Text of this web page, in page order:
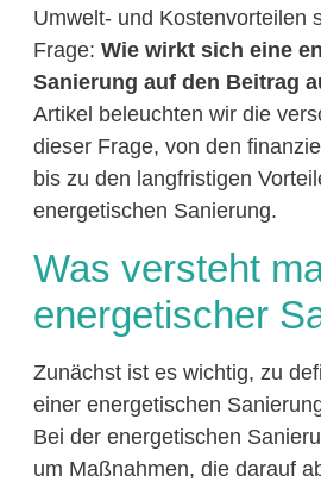
Umwelt- und Kostenvorteilen
Frage: Wie wirkt sich eine
Sanierung auf den Beitrag
Artikel beleuchten wir die
dieser Frage, von den
bis zu den langfristigen
energetischen Sanierung.
Was versteht
energetischer
Zunächst ist es wichtig, zu
einer energetischen
Bei der energetischen
um Maßnahmen, die darauf